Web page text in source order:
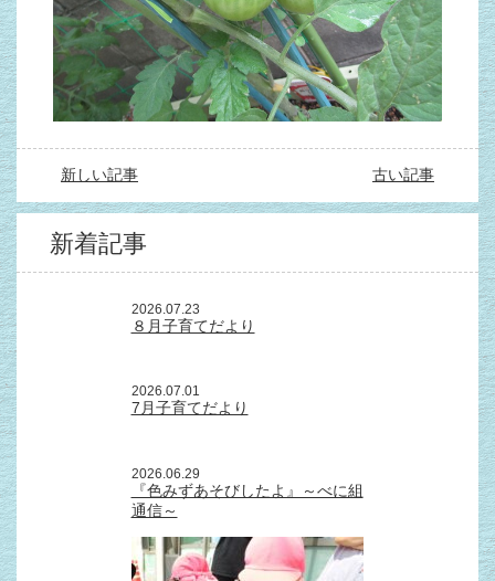
新しい記事 古い記事
新着記事
2026.07.23
８月子育てだより
2026.07.01
7月子育てだより
2026.06.29
『色みずあそびしたよ』～べに組
通信～